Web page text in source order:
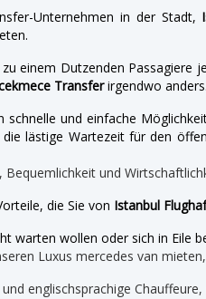
Unternehmen in der Stadt,
einem Dutzenden Passagiere
Transferirgendwo anders.
schnelle und einfache
lästige Wartezeit für den
und
die Sie von Istanbul
warten wollen oder sich in Eile
Luxus mercedes van
englischsprachige